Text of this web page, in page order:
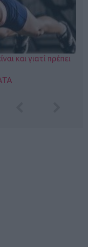
και γιατί πρέπει